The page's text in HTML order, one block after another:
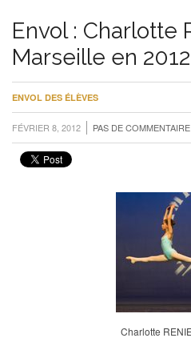
Envol : Charlotte
Marseille en 2012
ENVOL DES ÉLÈVES
FÉVRIER 8, 2012 PAS DE COMMENTAIRE
Charlotte